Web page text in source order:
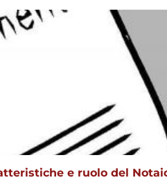
e ruolo del